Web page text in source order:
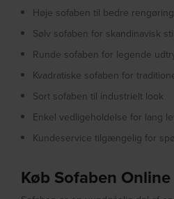
Høje sofaben til bedre
Sølv sofaben for skandinavisk stil
Runde sofaben for legende
Kvadratiske sofaben for
Sort sofaben til industrielt look
Enkel vedligeholdelse for lang
Kundeservice tilgængelig for
Køb Sofaben Online